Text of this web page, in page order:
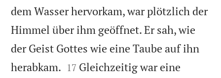
dem Wasser hervorkam, war plötzlich der
Himmel über ihm geöffnet. Er sah, wie
der Geist Gottes wie eine Taube auf ihn
herabkam. 

17 Gleichzeitig war eine